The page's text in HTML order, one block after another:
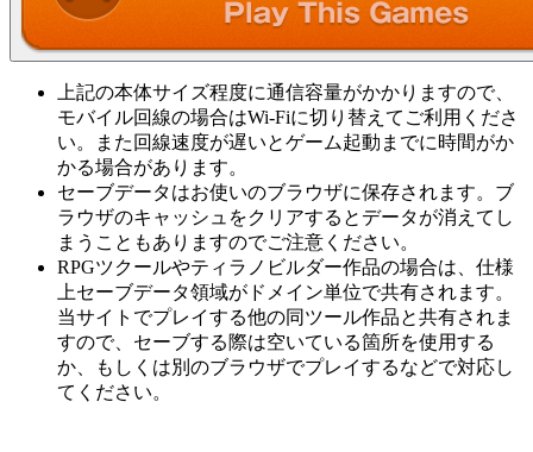
上記の本体サイズ程度に通信容量がかかりますので、
モバイル回線の場合はWi-Fiに切り替えてご利用くださ
い。また回線速度が遅いとゲーム起動までに時間がか
かる場合があります。
セーブデータはお使いのブラウザに保存されます。ブ
ラウザのキャッシュをクリアするとデータが消えてし
まうこともありますのでご注意ください。
RPGツクールやティラノビルダー作品の場合は、仕様
上セーブデータ領域がドメイン単位で共有されます。
当サイトでプレイする他の同ツール作品と共有されま
すので、セーブする際は空いている箇所を使用する
か、もしくは別のブラウザでプレイするなどで対応し
てください。